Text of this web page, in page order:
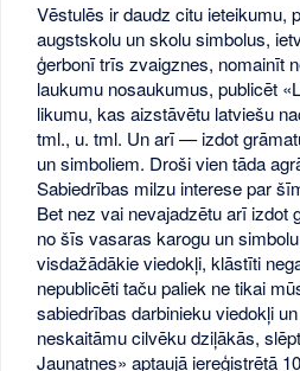
Vēstulēs ir daudz citu ieteikumu,
augstskolu un skolu simbolus,
ģerbonī trīs zvaigznes, nomainīt
laukumu nosaukumus, publicēt
likumu, kas aizstāvētu latviešu
tml., u. tml. Un arī — izdot
un simboliem. Droši vien tāda
Sabiedrības milzu interese par
Bet nez vai nevajadzētu arī izdot
no šīs vasaras karogu un
visdažādākie viedokļi, klāstīti
nepublicēti taču paliek ne tikai
sabiedrības darbinieku viedokļi
neskaitāmu cilvēku dziļākās,
Jaunatnes» aptaujā iereģistrētā